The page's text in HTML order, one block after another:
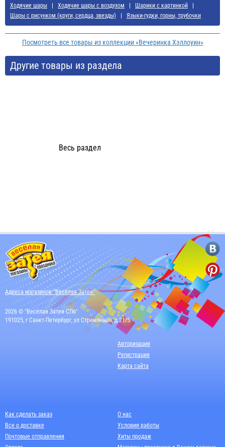
Ходячие шары
Ходячие шары с воздухом
Шарики с картинкой
Шары с рисунком (круги, сердца, звезды)
Языки-гудки, горны, трубочки
Посмотреть все товары из коллекции «Вечеринка Хэллоуин»
Другие товары из раздела
Весь раздел
Адреса магазинов "Весёлая Затея"
2026 © "Весёлая Затея СПб"
191025, г Санкт-Петербург, ул Стремянная, д 21/5
Авторизация
Регистрация
Карта сайта
Как сделать заказ
Все о доставке
Почтовые отправления
О нас
Условия работы
Хиты продаж